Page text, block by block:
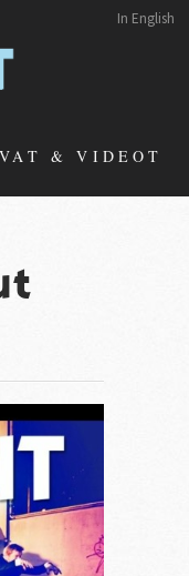
In English
& VIDEOT